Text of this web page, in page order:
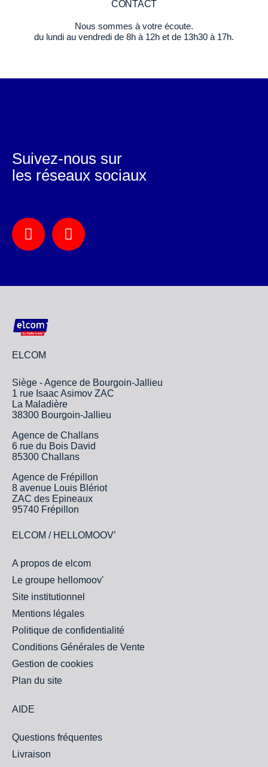
CONTACT
Nous sommes à votre écoute.
du lundi au vendredi de 8h à 12h et de 13h30 à 17h.
ELCOM
Siège - Agence de Bourgoin-Jallieu
1 rue Isaac Asimov ZAC
La Maladière
38300 Bourgoin-Jallieu
Agence de Challans
6 rue du Bois David
85300 Challans
Agence de Frépillon
8 avenue Louis Blériot
ZAC des Epineaux
95740 Frépillon
ELCOM / HELLOMOOV’
A propos de elcom
Le groupe hellomoov'
Site institutionnel
Mentions légales
Politique de confidentialité
Conditions Générales de Vente
Gestion de cookies
Plan du site
AIDE
Questions fréquentes
Livraison
Suivez-nous sur
les réseaux sociaux